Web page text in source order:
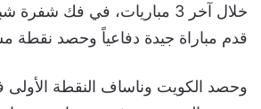
خلال آخر 3 مباريات، في فك
قدم مباراة جيدة دفاعياً وحصد نقطة
وحصد الكويت وناساف النقطة الأولى